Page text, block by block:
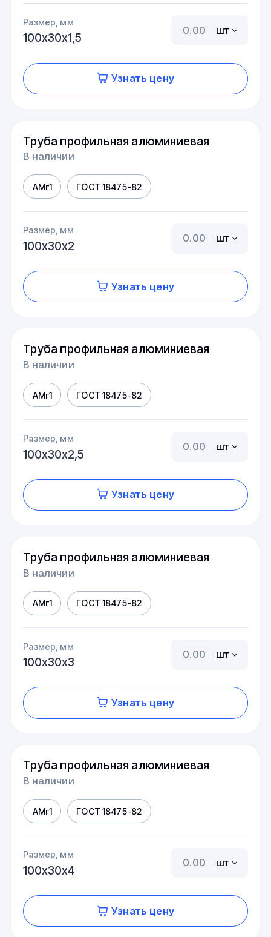
Размер, мм
100х30х1,5
шт
Узнать цену
Труба профильная алюминиевая
В наличии
АМг1 ГОСТ 18475-82
Размер, мм
100х30х2
шт
Узнать цену
Труба профильная алюминиевая
В наличии
АМг1 ГОСТ 18475-82
Размер, мм
100х30х2,5
шт
Узнать цену
Труба профильная алюминиевая
В наличии
АМг1 ГОСТ 18475-82
Размер, мм
100х30х3
шт
Узнать цену
Труба профильная алюминиевая
В наличии
АМг1 ГОСТ 18475-82
Размер, мм
100х30х4
шт
Узнать цену